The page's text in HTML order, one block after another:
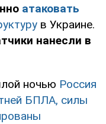
атаковать
в Украине.
нанесли в
ночью Россия
БПЛА, силы